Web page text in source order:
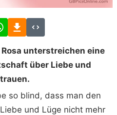
unterstreichen eine
über Liebe und
so blind, dass man den
und Lüge nicht mehr